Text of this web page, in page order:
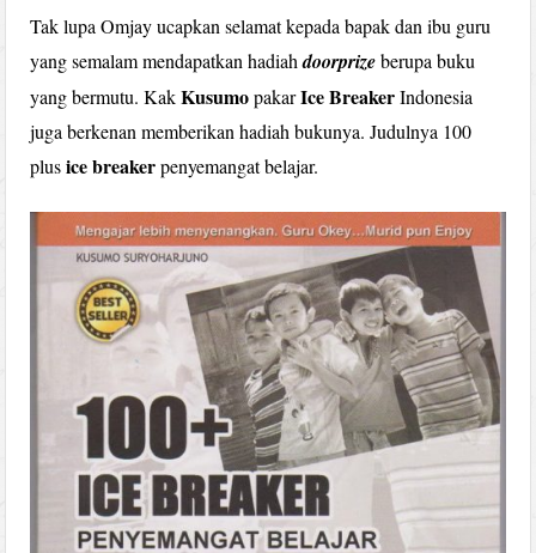
Tak lupa Omjay ucapkan selamat kepada bapak dan ibu guru
yang semalam mendapatkan hadiahdoorprizeberupa buku
yang bermutu. KakKusumopakarIce BreakerIndonesia
juga berkenan memberikan hadiah bukunya. Judulnya 100
plusice breakerpenyemangat belajar.